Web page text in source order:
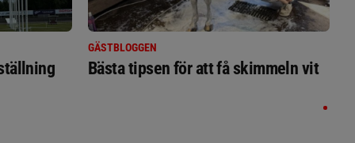
GÄSTBLOGGEN
Bästa tipsen för att få skimmeln vit